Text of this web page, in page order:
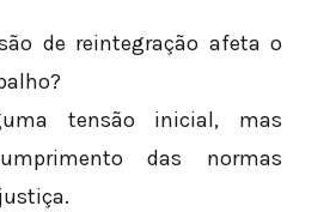
de reintegração afeta o
tensão inicial, mas
das normas